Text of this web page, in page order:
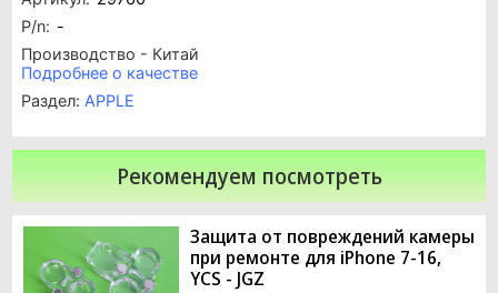
P/n: -
Производство - Китай
Подробнее о качестве
Раздел: APPLE
Рекомендуем посмотреть
Защита от повреждений камеры
при ремонте для iPhone 7-16,
YCS - JGZ